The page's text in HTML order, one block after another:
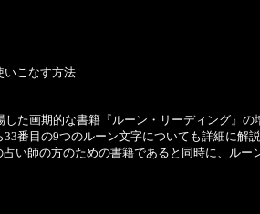
こなす方法
た画期的な書籍『ルーン・リーディング』
番目の9つのルーン文字についても詳細に解説
い師の方のための書籍であると同時に、ルー